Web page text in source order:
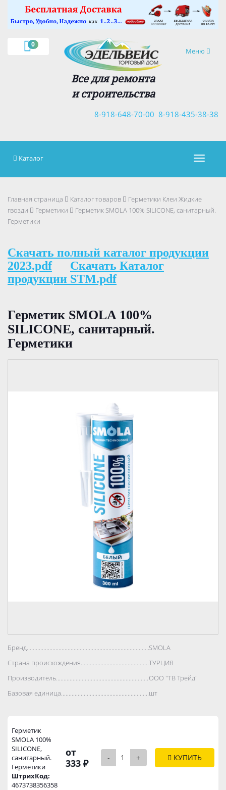
0
Навигация
Меню
Все для ремонта
и строительства
8-918-435-38-38
8-918-648-70-00
×
Каталог
Главная страница Каталог товаров
Герметики Клеи Жидкие
гвозди
Герметики
Герметик SMOLA 100% SILICONE, санитарный.
Герметики
Скачать полный каталог продукции
2023.pdf
Скачать Каталог
продукции STM.pdf
Герметик SMOLA 100%
SILICONE, санитарный.
Герметики
Бренд..................................................................................SMOLA
Страна происхождения..................................................................................
ТУРЦИЯ
Производитель..................................................................................
ООО "ТВ Трейд"
Базовая единица..................................................................................
шт
Герметик
SMOLA 100%
SILICONE,
санитарный.
Герметики
ШтрихКод:
4673738356358
от
333 ₽
- + КУПИТЬ